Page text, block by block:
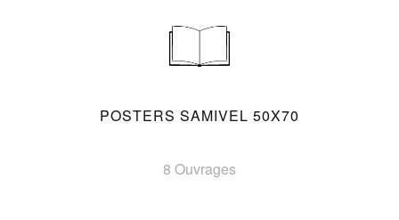
POSTERS SAMIVEL 50X70
8 Ouvrages